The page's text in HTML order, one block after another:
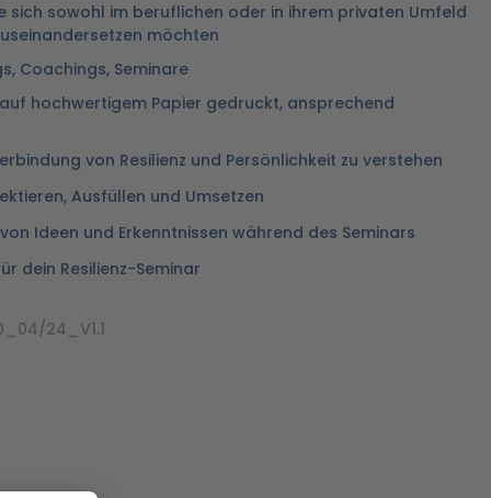
sich sowohl im beruflichen oder in ihrem privaten Umfeld
möchten
Coachings, Seminare
hochwertigem Papier gedruckt, ansprechend
von Resilienz und Persönlichkeit zu verstehen
Ausfüllen und Umsetzen
Ideen und Erkenntnissen während des Seminars
dein Resilienz-Seminar
24_V1.1